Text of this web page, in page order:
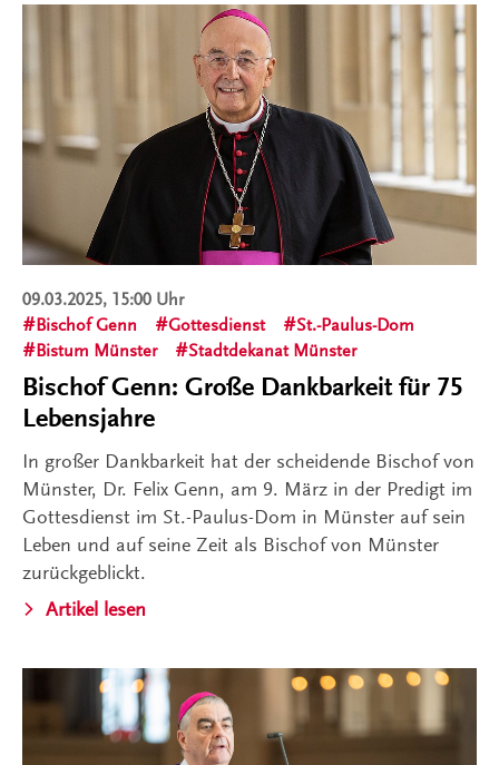
09.03.2025, 15:00 Uhr
Bischof Genn
Gottesdienst
St.-Paulus-Dom
Bistum Münster
Stadtdekanat Münster
Bischof Genn: Große Dankbarkeit für 75
Lebensjahre
In großer Dankbarkeit hat der scheidende Bischof von
Münster, Dr. Felix Genn, am 9. März in der Predigt im
Gottesdienst im St.-Paulus-Dom in Münster auf sein
Leben und auf seine Zeit als Bischof von Münster
zurückgeblickt.
Artikel lesen